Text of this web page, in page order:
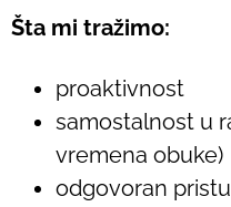
Šta mi tražimo:
proaktivnost
samostalnost u
vremena obuke)
odgovoran